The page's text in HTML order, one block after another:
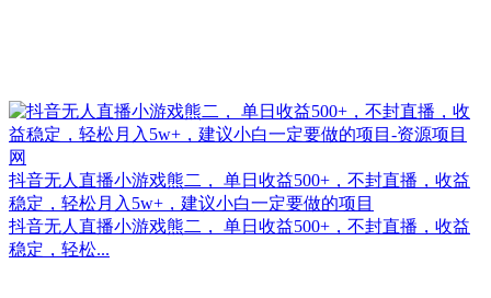
抖音无人直播小游戏熊二， 单日收益500+，不封直播，收益
稳定，轻松月入5w+，建议小白一定要做的项目
抖音无人直播小游戏熊二， 单日收益500+，不封直播，收益
稳定，轻松...